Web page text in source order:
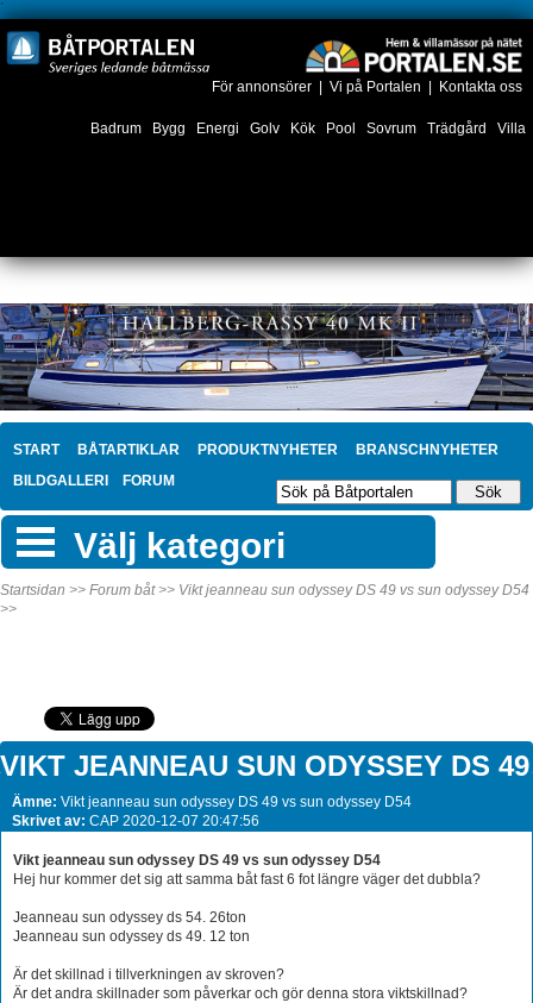
´
För annonsörer Vi på Portalen Kontakta oss
Badrum Bygg Energi Golv Kök Pool Sovrum Trädgård Villa
START BÅTARTIKLAR PRODUKTNYHETER
BRANSCHNYHETER
BILDGALLERI
FORUM
Välj kategori
Startsidan >> Forum båt >> Vikt jeanneau sun odyssey DS 49 vs sun odyssey D54
>>
VIKT JEANNEAU SUN ODYSSEY DS
Ämne: Vikt jeanneau sun odyssey DS 49 vs sun odyssey D54
Skrivet av: CAP 2020-12-07 20:47:56
Vikt jeanneau sun odyssey DS 49 vs sun odyssey D54
Hej hur kommer det sig att samma båt fast 6 fot längre väger det dubbla?
Jeanneau sun odyssey ds 54. 26ton
Jeanneau sun odyssey ds 49. 12 ton
Är det skillnad i tillverkningen av skroven?
Är det andra skillnader som påverkar och gör denna stora viktskillnad?